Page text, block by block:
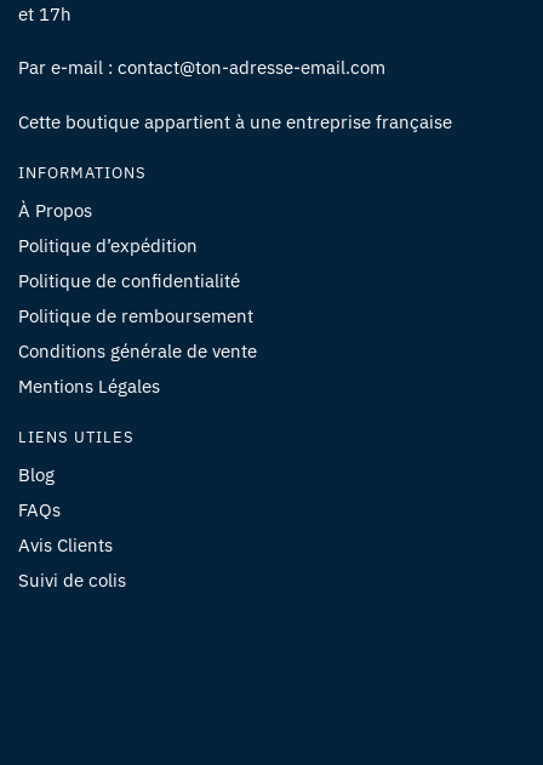
et 17h
Par e-mail : contact@ton-adresse-email.com
Cette boutique appartient à une entreprise française
INFORMATIONS
À Propos
Politique d’expédition
Politique de confidentialité
Politique de remboursement
Conditions générale de vente
Mentions Légales
LIENS UTILES
Blog
FAQs
Avis Clients
Suivi de colis